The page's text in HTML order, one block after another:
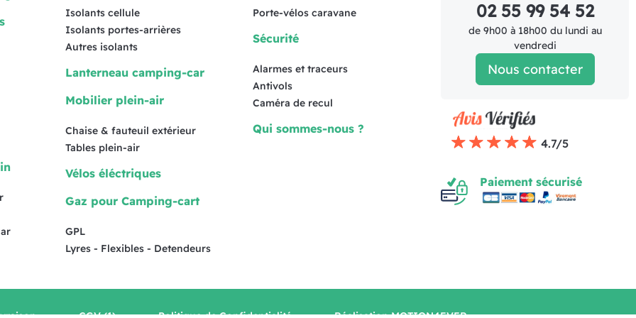
Isolants cellule
Isolants portes-arrières
Autres isolants
Lanterneau camping-car
Mobilier plein-air
Chaise & fauteuil extérieur
Tables plein-air
Vélos éléctriques
Gaz pour Camping-cart
GPL
Lyres - Flexibles - Detendeurs
Porte-vélos caravane
Sécurité
Alarmes et traceurs
Antivols
Caméra de recul
Qui sommes-nous ?
02 55 99 54 52
de 9h00 à 18h00 du lundi au
vendredi
Nous contacter
4.7/5
Paiement sécurisé